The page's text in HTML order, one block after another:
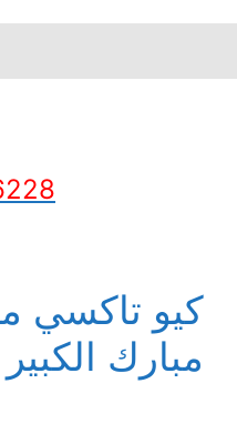
كيو تاكسي
مبارك الكبير